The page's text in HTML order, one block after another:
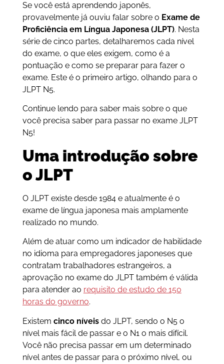
Se você está aprendendo japonês,
provavelmente já ouviu falar sobre o Exame de
Proficiência em Língua Japonesa (JLPT). Nesta
série de cinco partes, detalharemos cada nível
do exame, o que eles exigem, como é a
pontuação e como se preparar para fazer o
exame. Este é o primeiro artigo, olhando para o
JLPT N5.
Continue lendo para saber mais sobre o que
você precisa saber para passar no exame JLPT
N5!
Uma introdução sobre
o JLPT
O JLPT existe desde 1984 e atualmente é o
exame de língua japonesa mais amplamente
realizado no mundo.
Além de atuar como um indicador de habilidade
no idioma para empregadores japoneses que
contratam trabalhadores estrangeiros, a
aprovação no exame do JLPT também é válida
para atender ao requisito de estudo de 150
horas do governo.
Existem cinco níveisdo JLPT, sendo o N5 o
nível mais fácil de passar e o N1 o mais difícil.
Você não precisa passar em um determinado
nível antes de passar para o próximo nível, ou